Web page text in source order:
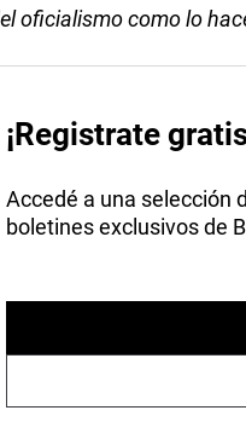
oficialismo como lo
¡Registrate
Accedé a una selección
boletines exclusivos de